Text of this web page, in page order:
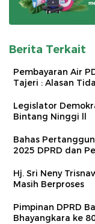
Berita Terkait
Pembayaran Air
Tajeri : Alasan
Legislator
Bintang Ninggi ll
Bahas
2025 DPRD dan
Hj. Sri Neny
Masih Berproses
Pimpinan DPRD
Bhayangkara ke